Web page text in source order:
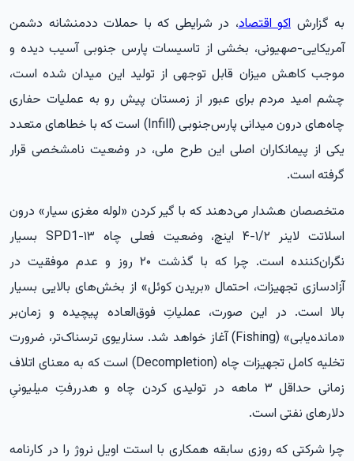
به گزارش اکو اقتصاد، در شرایطی که با حملات ددمنشانه دشمن
آمریکایی-صهیونی، بخشی از تاسیسات پارس جنوبی آسیب دیده و
موجب کاهش میزان قابل توجهی از تولید این میدان شده است،
چشم امید مردم برای عبور از زمستان پیش رو به عملیات حفاری
چاه‌های درون میدانی پارس‌جنوبی (Infill) است که با خطاهای متعدد
یکی از پیمانکاران اصلی این طرح ملی، در وضعیت نامشخصی قرار
گرفته است.
متخصصان هشدار می‌دهند که با گیر کردن «لوله مغزی سیار» درون
اسلاتت لاینر ۱/۲-۴ اینچ، وضعیت فعلی چاه SPD1-۱۳ بسیار
نگران‌کننده است. چرا که با گذشت ۲۰ روز و عدم موفقیت در
آزادسازی تجهیزات، احتمال «بریدن کوئل» از بخش‌های بالایی بسیار
بالا است. در این صورت، عملیاتِ فوق‌العاده پیچیده و زمان‌بر
«مانده‌یابی» (Fishing) آغاز خواهد شد. سناریوی ترسناک‌تر، ضرورت
تخلیه کامل تجهیزات چاه (Decompletion) است که به معنای اتلاف
زمانی حداقل ۳ ماهه در تولیدی کردن چاه و هدررفتِ میلیونیِ
دلارهای نفتی است.
چرا شرکتی که روزی سابقه همکاری با استت اویل نروژ را در کارنامه